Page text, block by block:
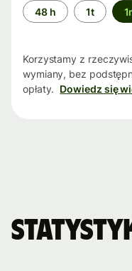
Przedział
czasu
48 h 1t
Korzystamy z
wymiany, bez
opłaty. Dowiedz się
Statystyki